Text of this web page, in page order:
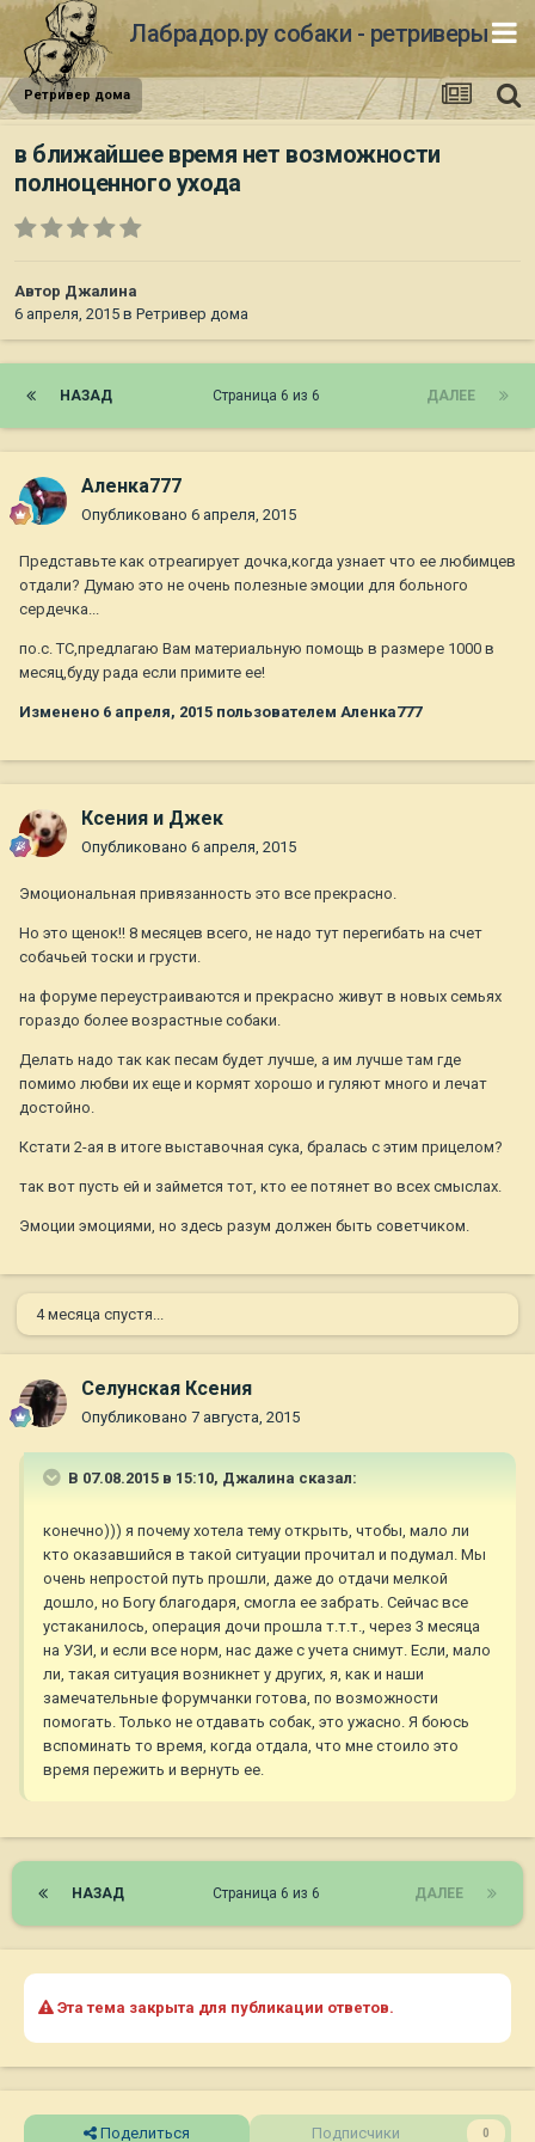
Лабрадор.ру собаки - ретриверы
Ретривер дома
в ближайшее время нет возможности
полноценного ухода
Автор Джалина
6 апреля, 2015 в Ретривер дома
НАЗАД ДАЛЕЕ
Страница 6 из 6
Аленка777
Опубликовано 6 апреля, 2015
Представьте как отреагирует дочка,когда узнает что ее любимцев
отдали? Думаю это не очень полезные эмоции для больного
сердечка...
по.с. ТС,предлагаю Вам материальную помощь в размере 1000 в
месяц,буду рада если примите ее!
Изменено 6 апреля, 2015 пользователем Аленка777
Ксения и Джек
Опубликовано 6 апреля, 2015
Эмоциональная привязанность это все прекрасно.
Но это щенок!! 8 месяцев всего, не надо тут перегибать на счет
собачьей тоски и грусти.
на форуме переустраиваются и прекрасно живут в новых семьях
гораздо более возрастные собаки.
Делать надо так как песам будет лучше, а им лучше там где
помимо любви их еще и кормят хорошо и гуляют много и лечат
достойно.
Кстати 2-ая в итоге выставочная сука, бралась с этим прицелом?
так вот пусть ей и займется тот, кто ее потянет во всех смыслах.
Эмоции эмоциями, но здесь разум должен быть советчиком.
4 месяца спустя...
Селунская Ксения
Опубликовано 7 августа, 2015
В 07.08.2015 в 15:10, Джалина сказал:
конечно))) я почему хотела тему открыть, чтобы, мало ли
кто оказавшийся в такой ситуации прочитал и подумал. Мы
очень непростой путь прошли, даже до отдачи мелкой
дошло, но Богу благодаря, смогла ее забрать. Сейчас все
устаканилось, операция дочи прошла т.т.т., через 3 месяца
на УЗИ, и если все норм, нас даже с учета снимут. Если, мало
ли, такая ситуация возникнет у других, я, как и наши
замечательные форумчанки готова, по возможности
помогать. Только не отдавать собак, это ужасно. Я боюсь
вспоминать то время, когда отдала, что мне стоило это
время пережить и вернуть ее.
НАЗАД ДАЛЕЕ
Страница 6 из 6
Эта тема закрыта для публикации ответов.
Поделиться Подписчики 0